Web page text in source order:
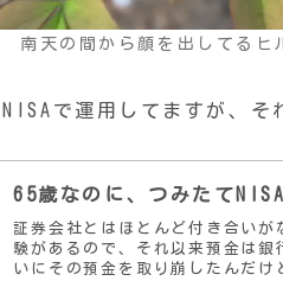
南天の間から顔を出してるヒ
で運用してますが、そ
65歳なのに、つみたて
証券会社とはほとんど付き合い
験があるので、それ以来預金は
いにその預金を取り崩したんだ